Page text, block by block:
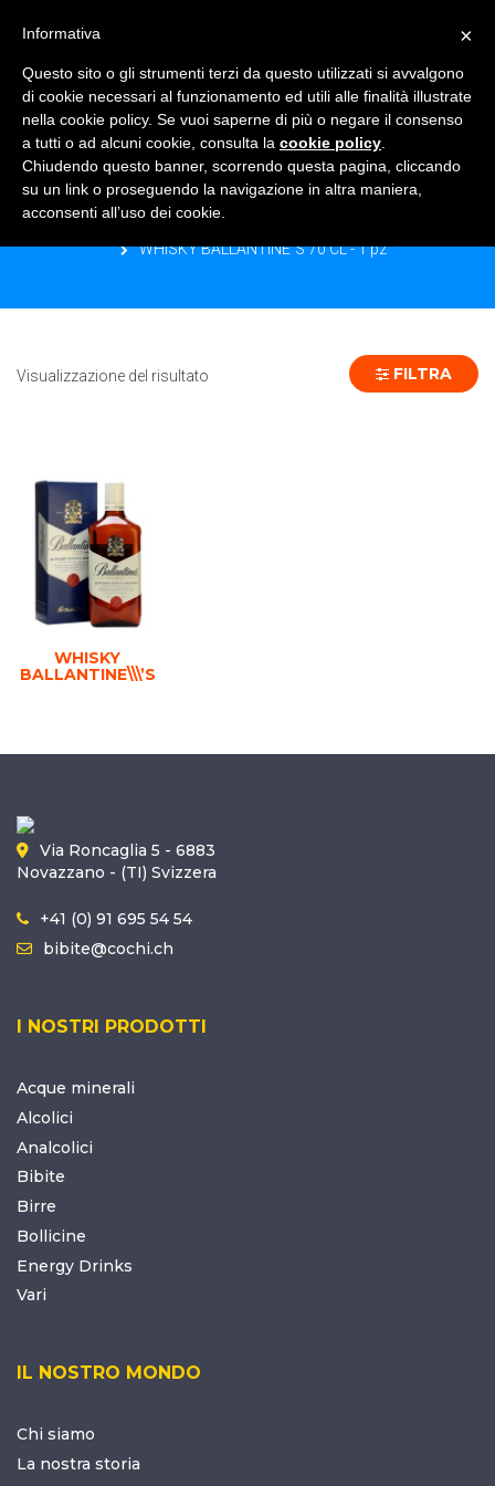
WHISKY BALLANTINE´S 70 CL - 1 PZ
Home
Prodotto Formato
WHISKY BALLANTINE´S 70 CL - 1 pz
Visualizzazione del risultato FILTRA
WHISKY
BALLANTINE\\\’S
Via Roncaglia 5 - 6883
Novazzano - (TI) Svizzera
+41 (0) 91 695 54 54
bibite@cochi.ch
I NOSTRI PRODOTTI
Acque minerali
Alcolici
Analcolici
Bibite
Birre
Bollicine
Energy Drinks
Vari
IL NOSTRO MONDO
Chi siamo
La nostra storia
×
Informativa
Questo sito o gli strumenti terzi da questo utilizzati si avvalgono
di cookie necessari al funzionamento ed utili alle finalità illustrate
nella cookie policy. Se vuoi saperne di più o negare il consenso
a tutti o ad alcuni cookie, consulta la cookie policy
Chiudendo questo banner, scorrendo questa pagina, cliccando
su un link o proseguendo la navigazione in altra maniera,
acconsenti all’uso dei cookie.